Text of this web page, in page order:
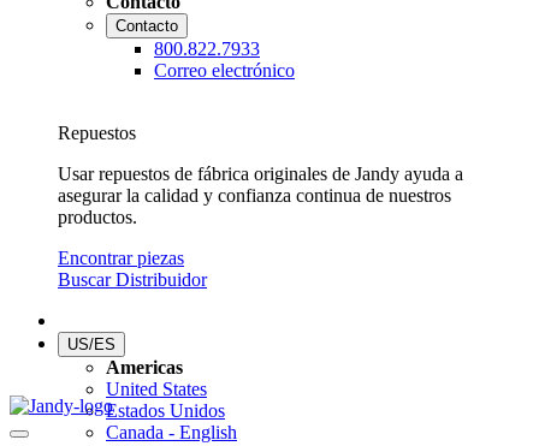
Contacto
800.822.7933
Correo electrónico
Repuestos
Usar repuestos de fábrica originales de Jandy ayuda a
asegurar la calidad y confianza continua de nuestros
productos.
Encontrar piezas
Buscar Distribuidor
US/ES
Americas
United States
Estados Unidos
Canada - English